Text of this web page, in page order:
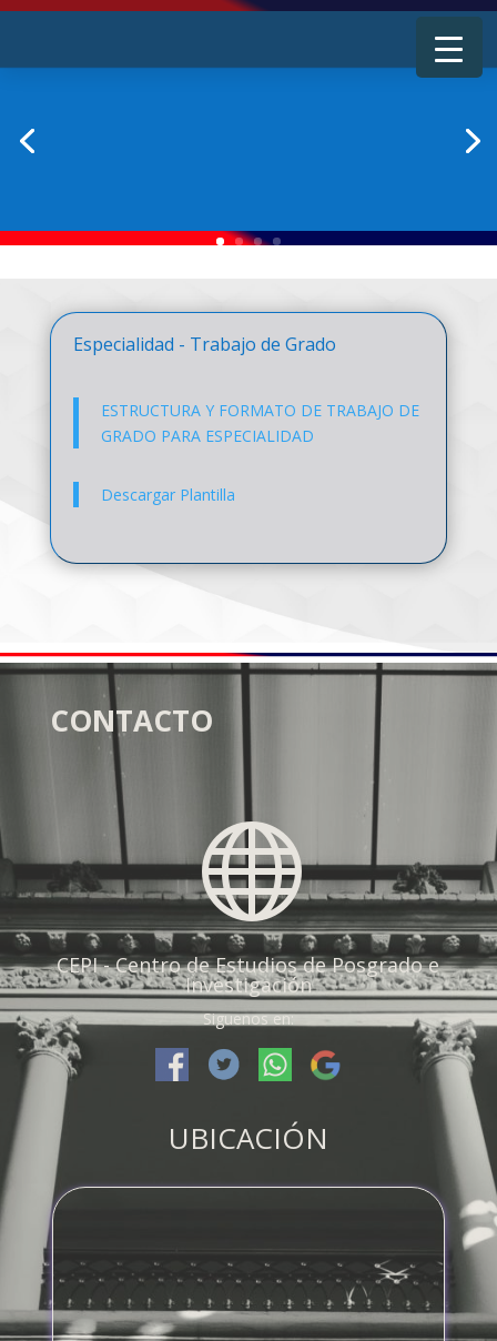
Especialidad - Trabajo de Grado
ESTRUCTURA Y FORMATO DE TRABAJO DE
GRADO PARA ESPECIALIDAD
Descargar Plantilla
CONTACTO

CEPI - Centro de Estudios de Posgrado e
Investigación
Siguenos en:
UBICACIÓN